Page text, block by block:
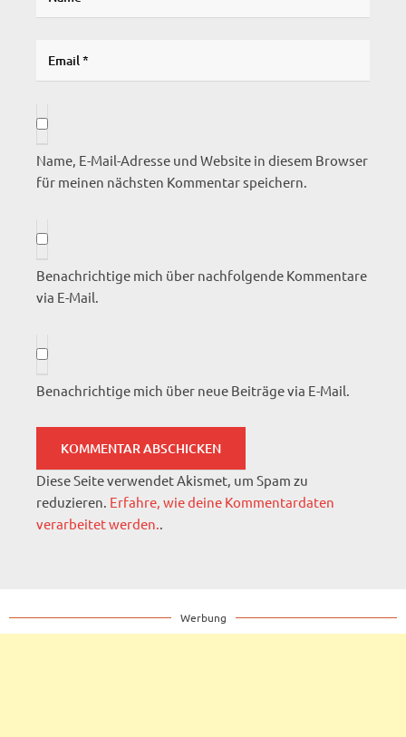
Name, E-Mail-Adresse und Website in diesem Browser
für meinen nächsten Kommentar speichern.
Benachrichtige mich über nachfolgende Kommentare
via E-Mail.
Benachrichtige mich über neue Beiträge via E-Mail.
Diese Seite verwendet Akismet, um Spam zu
reduzieren. Erfahre, wie deine Kommentardaten
verarbeitet werden..
Werbung